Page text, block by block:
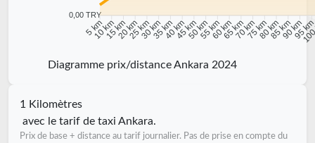
0,00 TRY
5 km
10 km15 km20 km25 km30 km35 km40 km45 km50 km55 km60 km65 km70 km75 km80 km85 km90 km
95
Diagramme prix/distance Ankara 2024
1 Kilomètres
avec le tarif de taxi Ankara.
Prix de base + distance au tarif journalier. Pas de prise en compte du